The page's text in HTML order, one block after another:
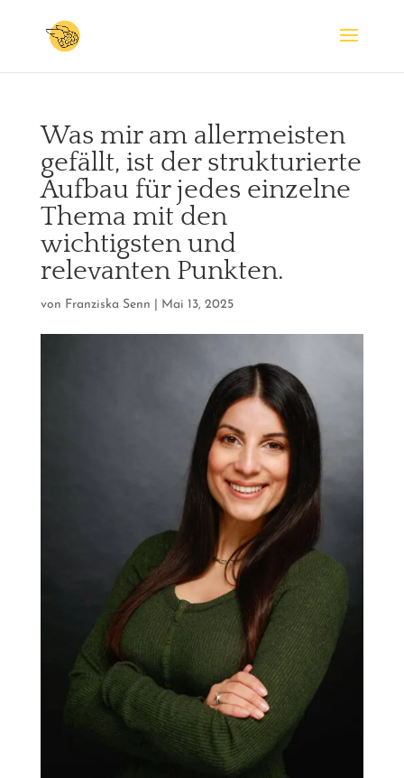
Was mir am allermeisten
gefällt, ist der strukturierte
Aufbau für jedes einzelne
Thema mit den
wichtigsten und
relevanten Punkten.
von Franziska Senn Mai 13, 2025